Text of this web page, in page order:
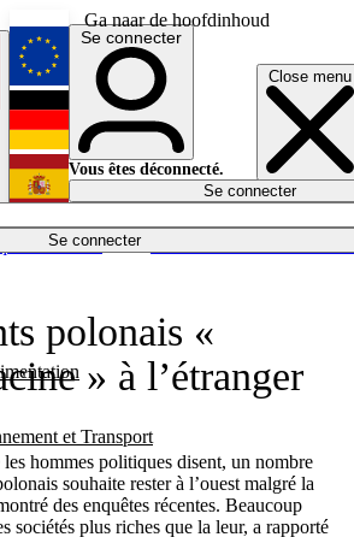
Ga naar de hoofdinhoud
Close menu
Se connecter
et Transport
Économie
English
Deutsch
Español
Se connecter
Vous êtes déconnecté.
Se connecter
polonais «
» à l’étranger
hommes politiques disent, un nombre
souhaite rester à l’ouest malgré la
des enquêtes récentes. Beaucoup
sociétés plus riches que la leur, a rapporté